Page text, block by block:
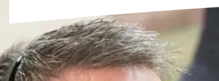
Brochure Watch-It |
winkelingang terugloop
diefstaldetectie